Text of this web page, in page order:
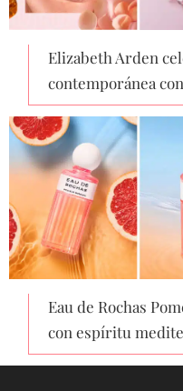
Elizabeth Arden
contemporánea
Eau de Rochas
con espíritu